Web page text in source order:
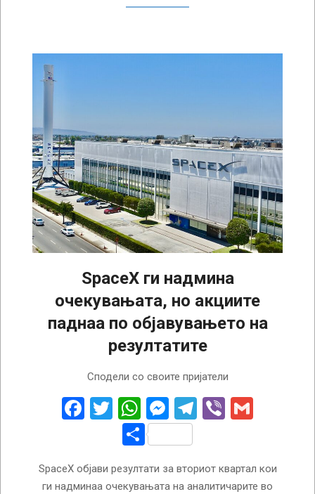
SpaceX ги надмина
очекувањата, но акциите
паднаа по објавувањето на
резултатите
Сподели со своите пријатели
Facebook
Twitter
WhatsApp
Messenger
Telegram
Viber
Share
SpaceX објави резултати за вториот квартал кои
ги надминаа очекувањата на аналитичарите во